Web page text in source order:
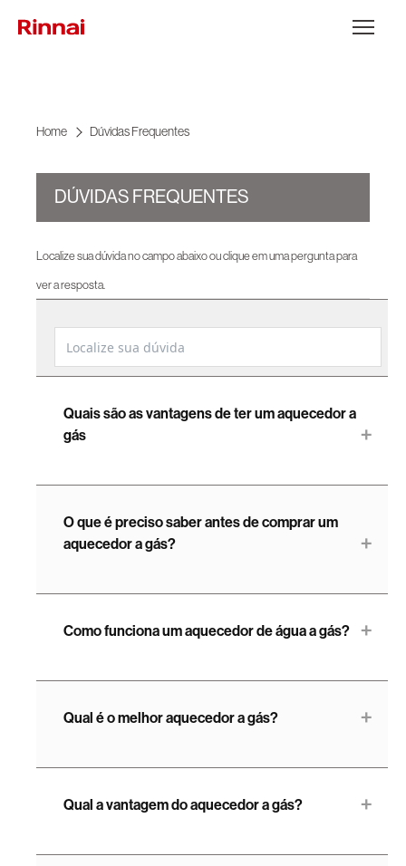
Abrir Menu
Home Dúvidas Frequentes
DÚVIDAS FREQUENTES
Localize sua dúvida no campo abaixo ou clique em uma pergunta para
ver a resposta.
Quais são as vantagens de ter um aquecedor a
gás
O que é preciso saber antes de comprar um
aquecedor a gás?
Como funciona um aquecedor de água a gás?
Qual é o melhor aquecedor a gás?
Qual a vantagem do aquecedor a gás?